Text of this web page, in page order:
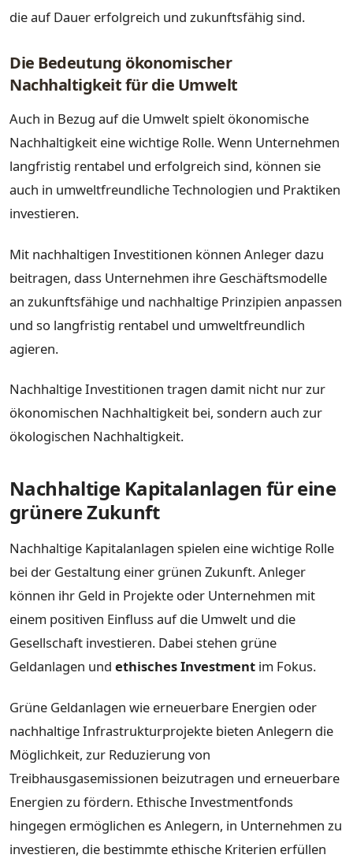
die auf Dauer erfolgreich und zukunftsfähig sind.
Die Bedeutung ökonomischer
Nachhaltigkeit für die Umwelt
Auch in Bezug auf die Umwelt spielt ökonomische
Nachhaltigkeit eine wichtige Rolle. Wenn Unternehmen
langfristig rentabel und erfolgreich sind, können sie
auch in umweltfreundliche Technologien und Praktiken
investieren.
Mit nachhaltigen Investitionen können Anleger dazu
beitragen, dass Unternehmen ihre Geschäftsmodelle
an zukunftsfähige und nachhaltige Prinzipien anpassen
und so langfristig rentabel und umweltfreundlich
agieren.
Nachhaltige Investitionen tragen damit nicht nur zur
ökonomischen Nachhaltigkeit bei, sondern auch zur
ökologischen Nachhaltigkeit.
Nachhaltige Kapitalanlagen für eine
grünere Zukunft
Nachhaltige Kapitalanlagen spielen eine wichtige Rolle
bei der Gestaltung einer grünen Zukunft. Anleger
können ihr Geld in Projekte oder Unternehmen mit
einem positiven Einfluss auf die Umwelt und die
Gesellschaft investieren. Dabei stehen grüne
Geldanlagen und ethisches Investment im Fokus.
Grüne Geldanlagen wie erneuerbare Energien oder
nachhaltige Infrastrukturprojekte bieten Anlegern die
Möglichkeit, zur Reduzierung von
Treibhausgasemissionen beizutragen und erneuerbare
Energien zu fördern. Ethische Investmentfonds
hingegen ermöglichen es Anlegern, in Unternehmen zu
investieren, die bestimmte ethische Kriterien erfüllen